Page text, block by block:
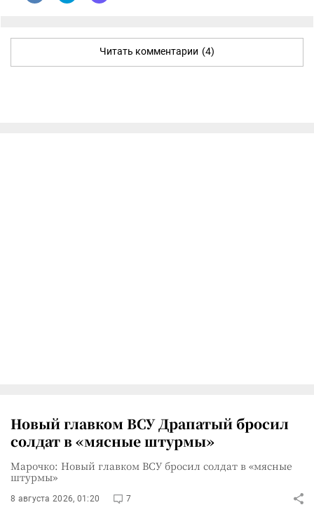
Читать комментарии (4)
Новый главком ВСУ Драпатый бросил
солдат в «мясные штурмы»
Марочко: Новый главком ВСУ бросил солдат в «мясные
штурмы»
8 августа 2026, 01:20 7